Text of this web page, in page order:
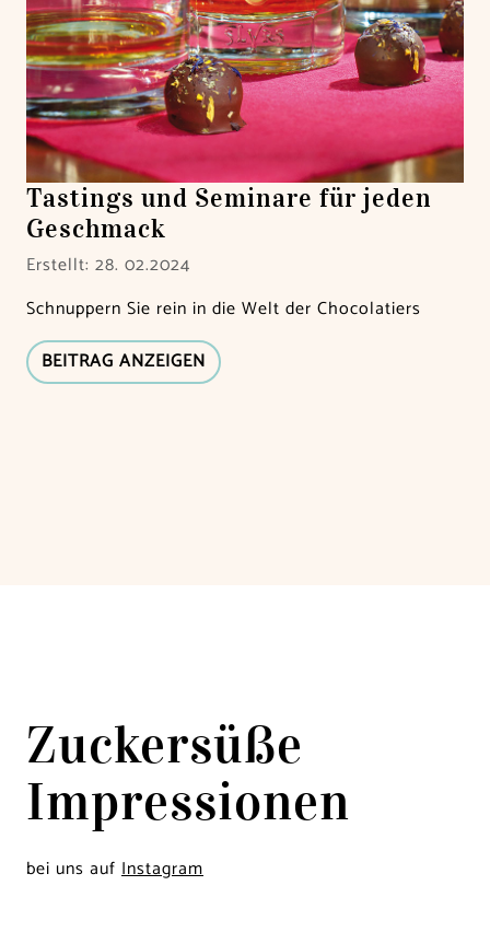
Tastings und Seminare für jeden
Geschmack
Erstellt: 28. 02.2024
Schnuppern Sie rein in die Welt der Chocolatiers
BEITRAG ANZEIGEN
Zuckersüße
Impressionen
bei uns auf Instagram